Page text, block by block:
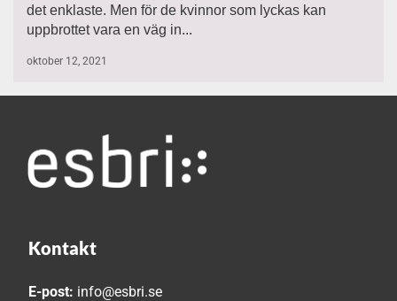
det enklaste. Men för de kvinnor som lyckas kan
uppbrottet vara en väg in...
oktober 12, 2021
Kontakt
E-post: info@esbri.se